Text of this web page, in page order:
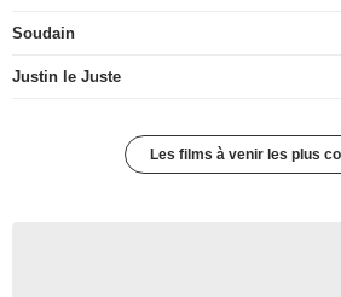
Soudain
Justin le Juste
Les films à venir les plus